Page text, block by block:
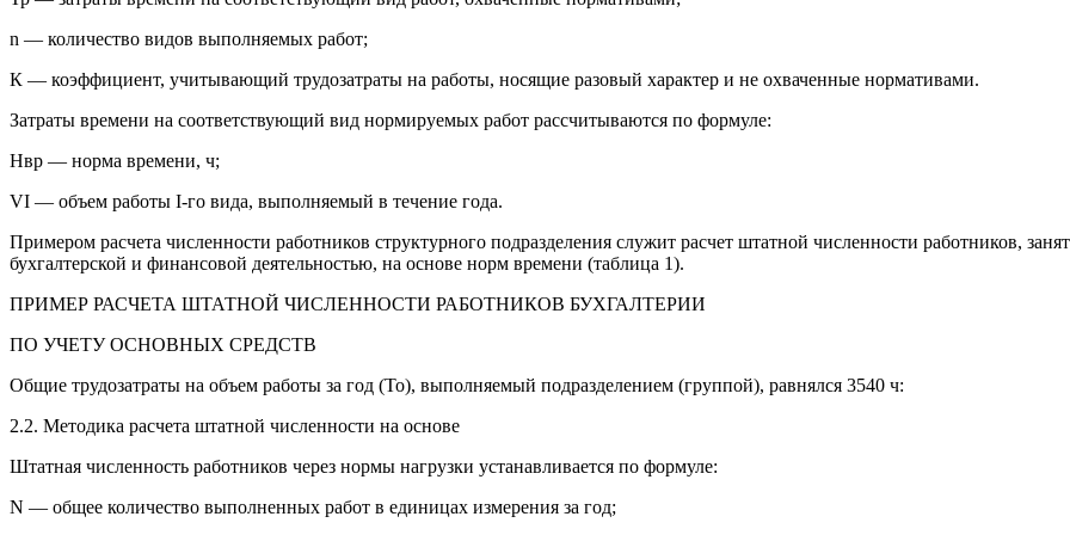
n — количество видов выполняемых работ;
К — коэффициент, учитывающий трудозатраты на работы, носящие разовый характер и не охваченные нормативами.
Затраты времени на соответствующий вид нормируемых работ рассчитываются по формуле:
Нвр — норма времени, ч;
VI — объем работы I-го вида, выполняемый в течение года.
Примером расчета численности работников структурного подразделения служит расчет штатной численности работников,
бухгалтерской и финансовой деятельностью, на основе норм времени (таблица 1).
ПРИМЕР РАСЧЕТА ШТАТНОЙ ЧИСЛЕННОСТИ РАБОТНИКОВ БУХГАЛТЕРИИ
ПО УЧЕТУ ОСНОВНЫХ СРЕДСТВ
Общие трудозатраты на объем работы за год (То), выполняемый подразделением (группой), равнялся 3540 ч:
2.2. Методика расчета штатной численности на основе
Штатная численность работников через нормы нагрузки устанавливается по формуле:
N — общее количество выполненных работ в единицах измерения за год;